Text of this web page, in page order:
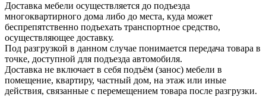
Доставка мебели осуществляется до подъезда
многоквартирного дома либо до места, куда может
беспрепятственно подъехать транспортное средство,
осуществляющее доставку.
Под разгрузкой в данном случае понимается передача товара в
точке, доступной для подъезда автомобиля.
Доставка не включает в себя подъём (занос) мебели в
помещение, квартиру, частный дом, на этаж или иные
действия, связанные с перемещением товара после разгрузки.